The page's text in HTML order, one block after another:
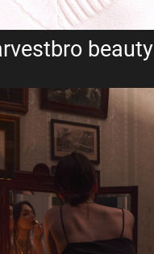
beauty